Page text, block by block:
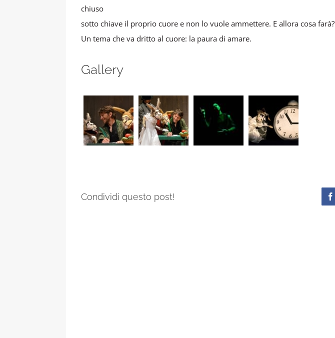
chiuso
sotto chiave il proprio cuore e non lo vuole ammettere. E allora cosa farà?
Un tema che va dritto al cuore: la paura di amare.
Gallery
Condividi questo post!